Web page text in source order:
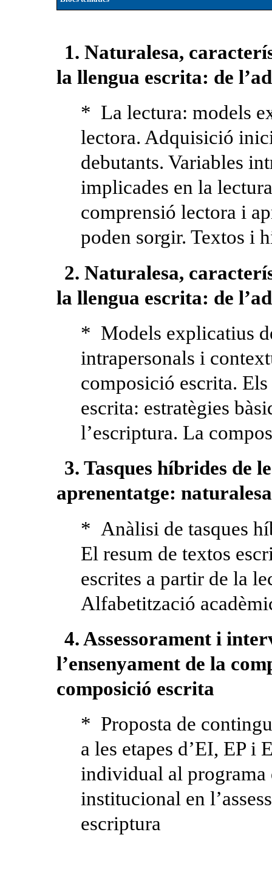
1. Naturalesa,
la llengua escrita: de
* La lectura: models
lectora. Adquisició
debutants. Variables
implicades en la
comprensió lectora i
poden sorgir. Textos i
2. Naturalesa,
la llengua escrita: de
* Models explicatius
intrapersonals i
composició escrita.
escrita: estratègies
l’escriptura. La
3. Tasques híbrides de
aprenentatge:
* Anàlisi de tasques
El resum de textos
escrites a partir de la
Alfabetització
4. Assessorament i
l’ensenyament de la
composició escrita
* Proposta de
a les etapes d’EI, EP i
individual al programa
institucional en
escriptura